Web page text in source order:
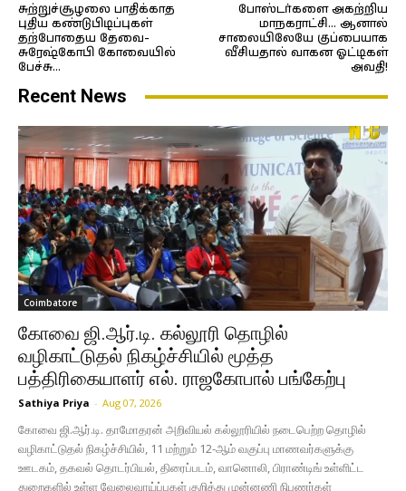
சுற்றுச்சூழலை பாதிக்காத
புதிய கண்டுபிடிப்புகள்
தற்போதைய தேவை-
சுரேஷ்கோபி கோவையில்
பேச்சு…
போஸ்டர்களை அகற்றிய
மாநகராட்சி… ஆனால்
சாலையிலேயே குப்பையாக
வீசியதால் வாகன ஓட்டிகள்
அவதி!
Recent News
Coimbatore
கோவை ஜி.ஆர்.டி. கல்லூரி தொழில்
வழிகாட்டுதல் நிகழ்ச்சியில் மூத்த
பத்திரிகையாளர் எல். ராஜகோபால் பங்கேற்பு
Sathiya Priya - Aug 07, 2026
கோவை ஜி.ஆர்.டி. தாமோதரன் அறிவியல் கல்லூரியில் நடைபெற்ற தொழில்
வழிகாட்டுதல் நிகழ்ச்சியில், 11 மற்றும் 12-ஆம் வகுப்பு மாணவர்களுக்கு
ஊடகம், தகவல் தொடர்பியல், திரைப்படம், வானொலி, பிராண்டிங் உள்ளிட்ட
துறைகளில் உள்ள வேலைவாய்ப்புகள் குறித்து முன்னணி நிபுணர்கள்